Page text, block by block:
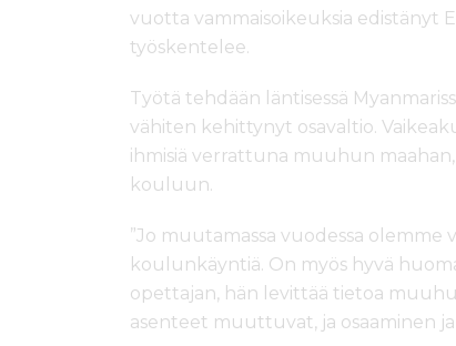
vuotta vammaisoikeuksia edistänyt
työskentelee.
Työtä tehdään läntisessä
vähiten kehittynyt osavaltio.
ihmisiä verrattuna muuhun maahan,
kouluun.
”Jo muutamassa vuodessa olemme
koulunkäyntiä. On myös hyvä
opettajan, hän levittää tietoa
asenteet muuttuvat, ja osaaminen